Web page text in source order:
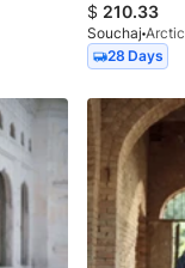
$ 210.33
Souchaj Arctic
28 Days